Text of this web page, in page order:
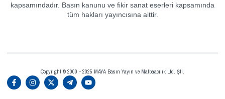
kapsamındadır. Basın kanunu ve fikir sanat eserleri kapsamında
tüm hakları yayıncısına aittir.
Copyright © 2000 - 2025 MAYA Basın Yayın ve Matbaacılık Ltd. Şti.